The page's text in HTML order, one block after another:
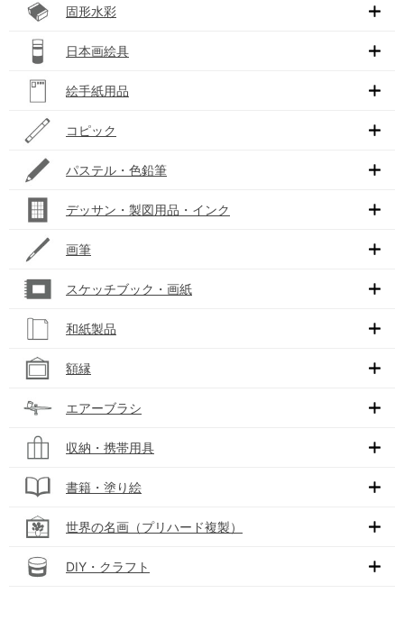
固形水彩
日本画絵具
絵手紙用品
コピック
パステル・色鉛筆
デッサン・製図用品・インク
画筆
スケッチブック・画紙
和紙製品
額縁
エアーブラシ
収納・携帯用具
書籍・塗り絵
世界の名画（プリハード複製）
DIY・クラフト